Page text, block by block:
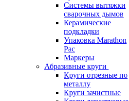
Системы вытяжки
сварочных дымов
Керамические
подкладки
Упаковка Marathon
Pac
Маркеры
Абразивные круги
Круги отрезные по
металлу
Круги зачистные